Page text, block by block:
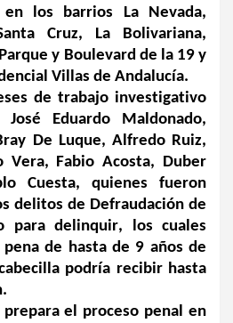
Cruz, La Bolivariana,
y Boulevard de la 19 y
Villas de Andalucía.
de trabajo investigativo
Eduardo Maldonado,
Vera, Fabio Acosta, Duber
Cuesta, quienes fueron
delitos de Defraudación de
para delinquir, los cuales
de hasta de 9 años de
podría recibir hasta
el proceso penal en